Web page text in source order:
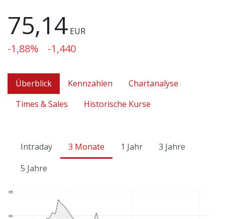
75,14 EUR
-1,88% -1,440
Überblick Kennzahlen
Chartanalyse
Times & Sales
Historische Kurse
Intraday 3 Monate 1 Jahr
3 Jahre
5 Jahre